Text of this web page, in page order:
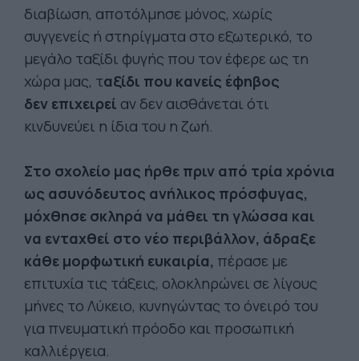
διαβίωση, αποτόλμησε μόνος, χωρίς
συγγενείς ή στηρίγματα στο εξωτερικό, το
μεγάλο ταξίδι φυγής που τον έφερε ως τη
χώρα μας, ταξίδι που κανείς έφηβος
δεν επιχειρεί αν δεν αισθάνεται ότι
κινδυνεύει η ίδια του η ζωή.
Στο σχολείο μας ήρθε πριν από τρία χρόνια
ως ασυνόδευτος ανήλικος πρόσφυγας,
μόχθησε σκληρά να μάθει τη γλώσσα και
να ενταχθεί στο νέο περιβάλλον, άδραξε
κάθε μορφωτική ευκαιρία, πέρασε με
επιτυχία τις τάξεις, ολοκληρώνει σε λίγους
μήνες το Λύκειο, κυνηγώντας το όνειρό του
για πνευματική πρόοδο και προσωπική
καλλιέργεια.